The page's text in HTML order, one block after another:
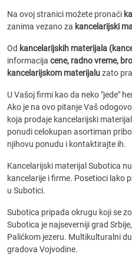
Na ovoj stranici možete pronaći
zanima vezano za kancelarijski
Od kancelarijskih materijala
informacija cene, radno vreme,
kancelarijskom materijaluzato
U Vašoj firmi kao da neko "jede"
Ako je na ovo pitanje Vaš
koja prodaje kancelarijski
ponudi celokupan asortiman
njihovu ponudu i kontaktirajte ih.
Kancelarijski materijal Subotica
kancelarije i firme. Posetioci lako
u Subotici.
Subotica pripada okrugu koji se
Subotica je najseverniji grad
Palićkom jezeru. Multikulturalni
gradova Vojvodine.